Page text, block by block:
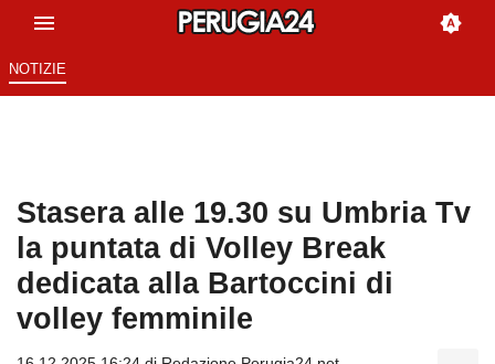
NOTIZIE
Stasera alle 19.30 su Umbria Tv
la puntata di Volley Break
dedicata alla Bartoccini di
volley femminile